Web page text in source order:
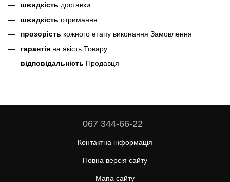
швидкість доставки
швидкість отримання
прозорість кожного етапу виконання Замовлення
гарантія на якість Товару
відповідальність Продавця
067 344-66-22
Контактна інформація
Повна версія сайту
Мапа сайту